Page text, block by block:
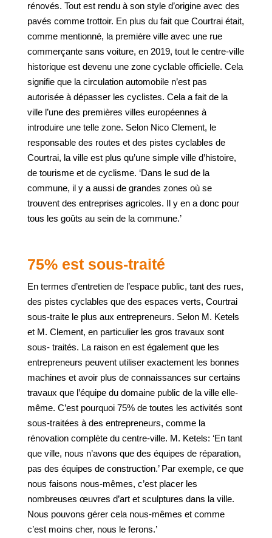
rénovés. Tout est rendu à son style d’origine avec des
pavés comme trottoir. En plus du fait que Courtrai était,
comme mentionné, la première ville avec une rue
commerçante sans voiture, en 2019, tout le centre-ville
historique est devenu une zone cyclable officielle. Cela
signifie que la circulation automobile n’est pas
autorisée à dépasser les cyclistes. Cela a fait de la
ville l’une des premières villes européennes à
introduire une telle zone. Selon Nico Clement, le
responsable des routes et des pistes cyclables de
Courtrai, la ville est plus qu’une simple ville d’histoire,
de tourisme et de cyclisme. ‘Dans le sud de la
commune, il y a aussi de grandes zones où se
trouvent des entreprises agricoles. Il y en a donc pour
tous les goûts au sein de la commune.’
75% est sous-traité
En termes d’entretien de l’espace public, tant des rues,
des pistes cyclables que des espaces verts, Courtrai
sous-traite le plus aux entrepreneurs. Selon M. Ketels
et M. Clement, en particulier les gros travaux sont
sous- traités. La raison en est également que les
entrepreneurs peuvent utiliser exactement les bonnes
machines et avoir plus de connaissances sur certains
travaux que l’équipe du domaine public de la ville elle-
même. C’est pourquoi 75% de toutes les activités sont
sous-traitées à des entrepreneurs, comme la
rénovation complète du centre-ville. M. Ketels: ‘En tant
que ville, nous n’avons que des équipes de réparation,
pas des équipes de construction.’ Par exemple, ce que
nous faisons nous-mêmes, c’est placer les
nombreuses œuvres d’art et sculptures dans la ville.
Nous pouvons gérer cela nous-mêmes et comme
c’est moins cher, nous le ferons.’